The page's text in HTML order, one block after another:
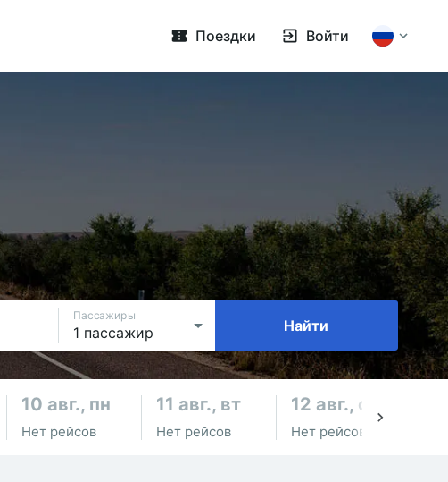
Поездки Войти
Пассажиры
Найти
10 авг., пн
Нет рейсов
11 авг., вт
Нет рейсов
12 авг., ср
Нет рейсов